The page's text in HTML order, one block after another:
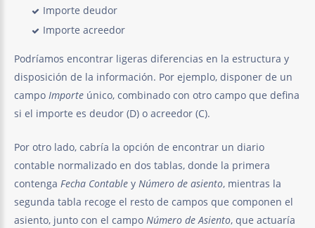
Importe deudor
Importe acreedor
Podríamos encontrar ligeras diferencias en la estructura y
disposición de la información. Por ejemplo, disponer de un
campo Importe único, combinado con otro campo que defina
si el importe es deudor (D) o acreedor (C).
Por otro lado, cabría la opción de encontrar un diario
contable normalizado en dos tablas, donde la primera
contenga Fecha Contable y Número de asiento, mientras la
segunda tabla recoge el resto de campos que componen el
asiento, junto con el campo Número de Asiento, que actuaría